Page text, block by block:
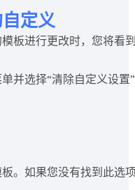
定义
板进行更改时，您将看
并选择“清除自定义设
。如果您没有找到此选